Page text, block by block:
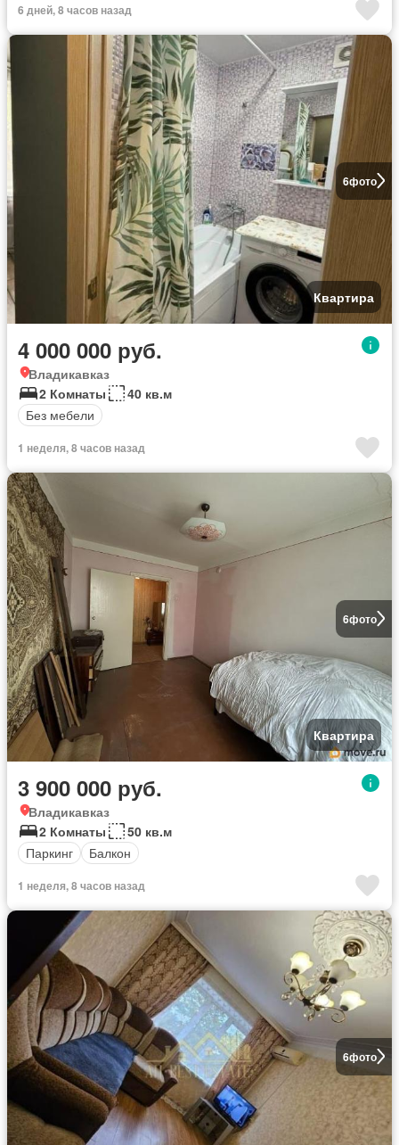
6 дней, 8 часов назад
6фото
Квартира
4 000 000 руб.
Владикавказ
2 Комнаты
40 кв.м
Без мебели
1 неделя, 8 часов назад
6фото
Квартира
3 900 000 руб.
Владикавказ
2 Комнаты
50 кв.м
Паркинг
Балкон
1 неделя, 8 часов назад
6фото